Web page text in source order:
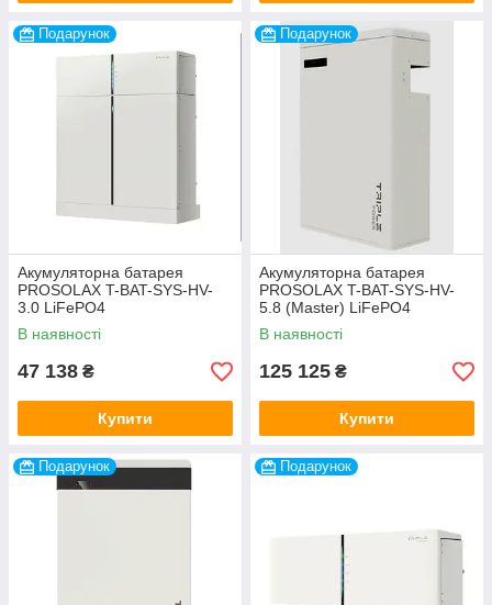
Подарунок
Акумуляторна батарея
PROSOLAX T-BAT-SYS-HV-
3.0 LiFePO4
В наявності
47 138 ₴
Купити
Подарунок
Акумуляторна батарея
PROSOLAX T-BAT-SYS-HV-
5.8 (Master) LiFePO4
В наявності
125 125 ₴
Купити
Подарунок Подарунок